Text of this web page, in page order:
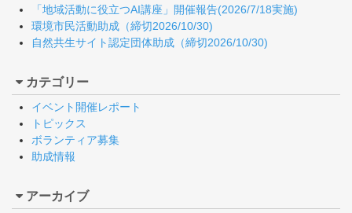
「地域活動に役立つAI講座」開催報告(2026/7/18実施)
環境市民活動助成（締切2026/10/30)
自然共生サイト認定団体助成（締切2026/10/30)
カテゴリー
イベント開催レポート
トピックス
ボランティア募集
助成情報
アーカイブ